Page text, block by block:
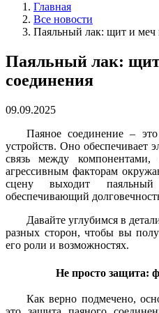
Главная
Все новости
Паяльный лак: щит и меч
Паяльный лак: щит
соединения
09.09.2025
Паяное соединение –
устройств. Оно обеспечивает
связь между
агрессивным факторам
сцену выходит
обеспечивающий
Давайте углубимся в
разных сторон, чтобы вы
его роли и возможностях.
Не просто защита:
Как верно подмечено,